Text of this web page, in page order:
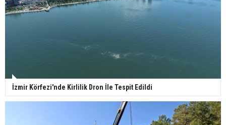
İzmir Körfezi'nde Kirlilik Dron İle Tespit Edildi